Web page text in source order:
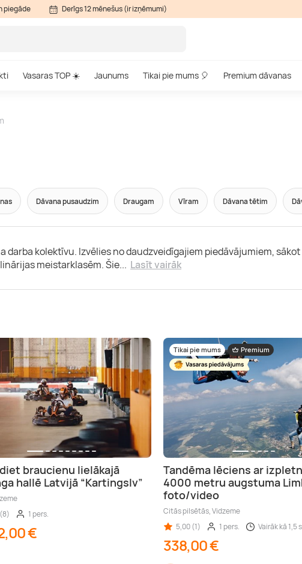
piegāde Derīgs 12 mēnešus (ir izņēmumi)
Vasaras TOP ☀️ Jaunums Tikai pie mums 🎈 Premium dāvanas
Dāvana pusaudzim Draugam Vīram Dāvana tētim
darba kolektīvu. Izvēlies no daudzveidīgajiem piedāvājumiem,
meistarklasēm. Šie... Lasīt vairāk
braucienu lielākajā
hallē Latvijā “Kartingslv”
1 pers.
€
Tikai pie mums Premium
Tandēma lēciens ar
4000 metru augstuma
foto/video
Citās pilsētās, Vidzeme
5,00 (1)
1 pers. Vairāk kā 1,5
338,00 €